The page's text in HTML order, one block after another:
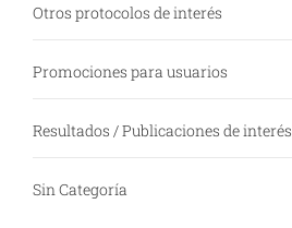
Otros protocolos de interés
Promociones para usuarios
Resultados / Publicaciones de interés
Sin Categoría